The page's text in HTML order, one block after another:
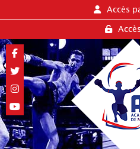
Accès